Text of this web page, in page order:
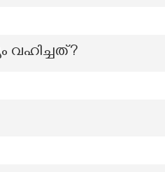
വഹിച്ചത്?